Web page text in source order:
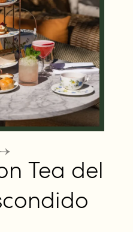
Tea del